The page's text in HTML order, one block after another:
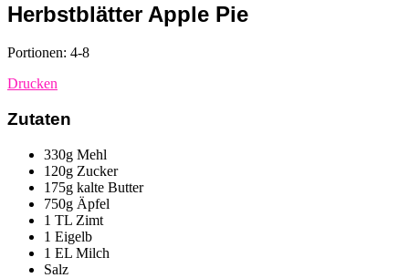
Herbstblätter Apple Pie
Portionen: 4-8
Drucken
Zutaten
330g Mehl
120g Zucker
175g kalte Butter
750g Äpfel
1 TL Zimt
1 Eigelb
1 EL Milch
Salz